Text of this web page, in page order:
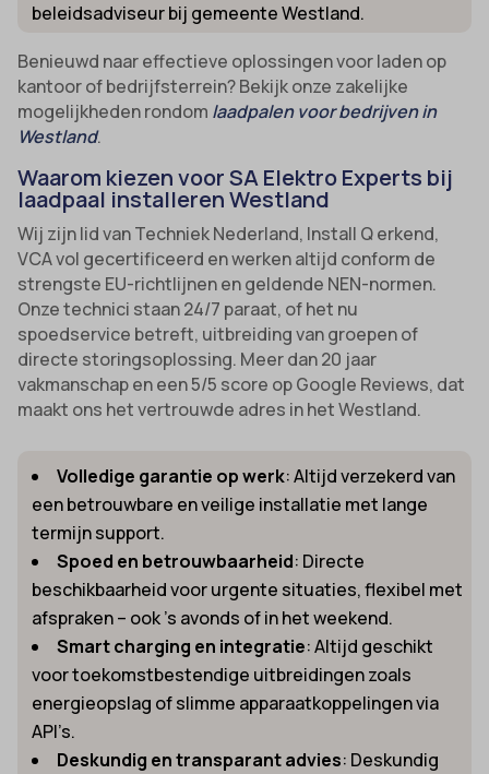
beleidsadviseur bij gemeente Westland.
Benieuwd naar effectieve oplossingen voor laden op
kantoor of bedrijfsterrein? Bekijk onze zakelijke
mogelijkheden rondom laadpalen voor bedrijven in
Westland.
Waarom kiezen voor SA Elektro Experts bij
laadpaal installeren Westland
Wij zijn lid van Techniek Nederland, Install Q erkend,
VCA vol gecertificeerd en werken altijd conform de
strengste EU-richtlijnen en geldende NEN-normen.
Onze technici staan 24/7 paraat, of het nu
spoedservice betreft, uitbreiding van groepen of
directe storingsoplossing. Meer dan 20 jaar
vakmanschap en een 5/5 score op Google Reviews, dat
maakt ons het vertrouwde adres in het Westland.
Volledige garantie op werk: Altijd verzekerd van
een betrouwbare en veilige installatie met lange
termijn support.
Spoed en betrouwbaarheid: Directe
beschikbaarheid voor urgente situaties, flexibel met
afspraken – ook ’s avonds of in het weekend.
Smart charging en integratie: Altijd geschikt
voor toekomstbestendige uitbreidingen zoals
energieopslag of slimme apparaatkoppelingen via
API’s.
Deskundig en transparant advies: Deskundig